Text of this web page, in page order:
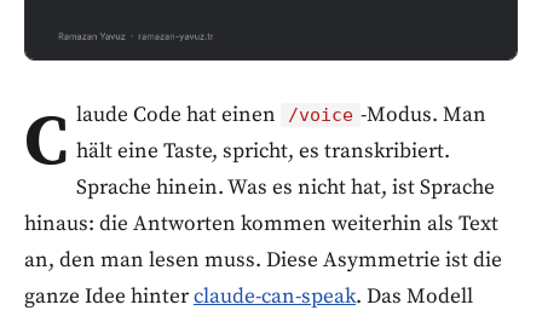
C laude Code hat einen /voice -Modus. Man
hält eine Taste, spricht, es transkribiert.
Sprache hinein. Was es nicht hat, ist Sprache
hinaus: die Antworten kommen weiterhin als Text
an, den man lesen muss. Diese Asymmetrie ist die
ganze Idee hinterclaude-can-speak. Das Modell